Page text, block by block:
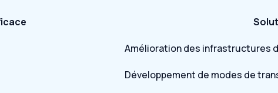
Amélioration des infrastructures
Développement de modes de